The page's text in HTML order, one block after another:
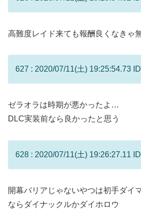
高難度レイド来ても報酬良くなきゃ
627 : 2020/07/11(土) 19:25:54.73
ゼラオラは時期が悪かったよ…
DLC実装前なら良かったと思う
628 : 2020/07/11(土) 19:26:27.11
開幕バリアじゃないやつは初手ダイ
ならダイナックルかダイホロウ